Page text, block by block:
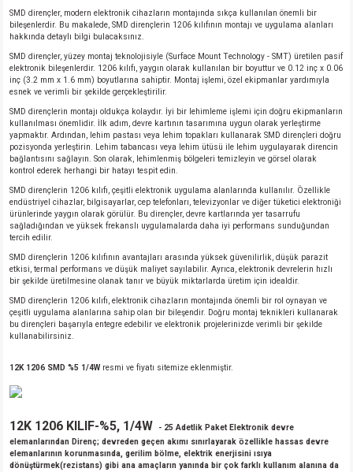
SMD dirençler, modern elektronik cihazların montajında sıkça kullanılan önemli bir
bileşenlerdir. Bu makalede, SMD dirençlerin 1206 kılıfının montajı ve uygulama alanları
hakkında detaylı bilgi bulacaksınız.
SMD dirençler, yüzey montaj teknolojisiyle (Surface Mount Technology - SMT) üretilen pasif
elektronik bileşenlerdir. 1206 kılıfı, yaygın olarak kullanılan bir boyuttur ve 0.12 inç x 0.06
inç (3.2 mm x 1.6 mm) boyutlarına sahiptir. Montaj işlemi, özel ekipmanlar yardımıyla
esnek ve verimli bir şekilde gerçekleştirilir.
SMD dirençlerin montajı oldukça kolaydır. İyi bir lehimleme işlemi için doğru ekipmanların
kullanılması önemlidir. İlk adım, devre kartının tasarımına uygun olarak yerleştirme
yapmaktır. Ardından, lehim pastası veya lehim topakları kullanarak SMD dirençleri doğru
pozisyonda yerleştirin. Lehim tabancası veya lehim ütüsü ile lehim uygulayarak direncin
bağlantısını sağlayın. Son olarak, lehimlenmiş bölgeleri temizleyin ve görsel olarak
kontrol ederek herhangi bir hatayı tespit edin.
SMD dirençlerin 1206 kılıfı, çeşitli elektronik uygulama alanlarında kullanılır. Özellikle
endüstriyel cihazlar, bilgisayarlar, cep telefonları, televizyonlar ve diğer tüketici elektroniği
ürünlerinde yaygın olarak görülür. Bu dirençler, devre kartlarında yer tasarrufu
sağladığından ve yüksek frekanslı uygulamalarda daha iyi performans sunduğundan
tercih edilir.
SMD dirençlerin 1206 kılıfının avantajları arasında yüksek güvenilirlik, düşük parazit
etkisi, termal performans ve düşük maliyet sayılabilir. Ayrıca, elektronik devrelerin hızlı
bir şekilde üretilmesine olanak tanır ve büyük miktarlarda üretim için idealdir.
SMD dirençlerin 1206 kılıfı, elektronik cihazların montajında önemli bir rol oynayan ve
çeşitli uygulama alanlarına sahip olan bir bileşendir. Doğru montaj teknikleri kullanarak
bu dirençleri başarıyla entegre edebilir ve elektronik projelerinizde verimli bir şekilde
kullanabilirsiniz.
12K 1206 SMD %5 1/4Wresmi ve fiyatı sitemize eklenmiştir.
12K 1206 KILIF-%5, 1/4W
- 25 Adetlik Paket Elektronik devre
elemanlarından Direnç; devreden geçen akımı sınırlayarak özellikle hassas devre
elemanlarının korunmasında, gerilim bölme, elektrik enerjisini ısıya
dönüştürmek(rezistans) gibi ana amaçların yanında bir çok farklı kullanım alanına da